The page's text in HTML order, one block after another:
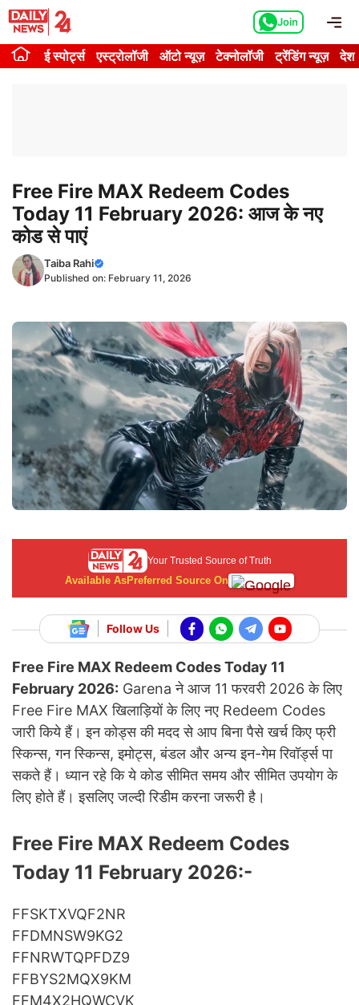
Skip
content
Join
ई स्पोर्ट्स एस्ट्रोलॉजी ऑटो न्यूज़ टेक्नोलॉजी ट्रेंडिंग न्यूज़ देश
Free Fire MAX Redeem Codes
Today 11 February 2026: आज के नए
कोड से पाएं
Taiba Rahi
Published on: February 11, 2026
Your Trusted Source of Truth
Available AsPreferred Source On
Follow Us
Free Fire MAX Redeem Codes Today 11
February 2026: Garena ने आज 11 फरवरी 2026 के लिए
Free Fire MAX खिलाड़ियों के लिए नए Redeem Codes
जारी किये हैं। इन कोड्स की मदद से आप बिना पैसे खर्च किए फ्री
स्किन्स, गन स्किन्स, इमोट्स, बंडल और अन्य इन-गेम रिवॉर्ड्स पा
सकते हैं। ध्यान रहे कि ये कोड सीमित समय और सीमित उपयोग के
लिए होते हैं। इसलिए जल्दी रिडीम करना जरूरी है।
Free Fire MAX Redeem Codes
Today 11 February 2026:-
FFSKTXVQF2NR
FFDMNSW9KG2
FFNRWTQPFDZ9
FFBYS2MQX9KM
FFM4X2HQWCVK